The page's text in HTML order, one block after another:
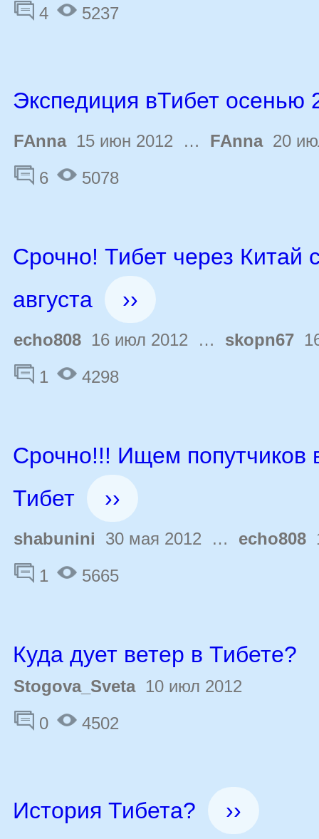
4
5237
Экспедиция вТибет осенью
FAnna15 июн 2012 … FAnna20
6
5078
Срочно! Тибет через Китай
августа
››
echo808 16 июл 2012 … skopn67
1
4298
Срочно!!! Ищем попутчиков
Тибет
››
shabunini 30 мая 2012 … echo808
1
5665
Куда дует ветер в Тибете?
Stogova_Sveta10 июл 2012
0
4502
История Тибета? ››